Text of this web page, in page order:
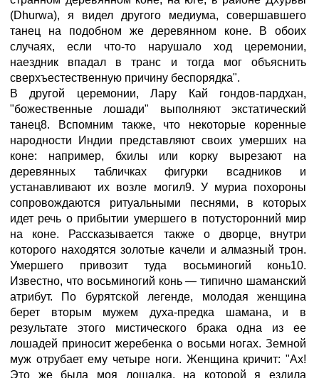
(Dhurwa), я видел другого медиума, совершавшего
танец на подобном же деревянном коне. В обоих
случаях, если что-то нарушало ход церемонии,
наездник впадал в транс и тогда мог объяснить
сверхъестественную причину беспорядка".
В другой церемонии, Лару Кай гондов-пардхан,
"божественные лошади" выполняют экстатический
танец8. Вспомним также, что некоторые коренные
народности Индии представляют своих умерших на
коне: например, бхилы или корку вырезают на
деревянных табличках фигурки всадников и
устанавливают их возле могил9. У муриа похороны
сопровождаются ритуальными песнями, в которых
идет речь о прибытии умершего в потусторонний мир
на коне. Рассказывается также о дворце, внутри
которого находятся золотые качели и алмазный трон.
Умершего привозит туда восьминогий конь10.
Известно, что восьминогий конь — типично шаманский
атрибут. По бурятской легенде, молодая женщина
берет вторым мужем духа-предка шамана, и в
результате этого мистического брака одна из ее
лошадей приносит жеребенка о восьми ногах. Земной
муж отрубает ему четыре ноги. Женщина кричит: "Ах!
Это же была моя лошадка, на которой я ездила